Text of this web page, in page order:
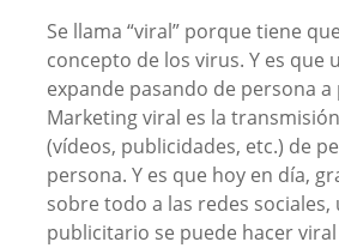
Se llama “viral” porque tiene
concepto de los virus. Y es que
expande pasando de persona a
Marketing viral es la
(vídeos, publicidades, etc.) de
persona. Y es que hoy en día,
sobre todo a las redes sociales,
publicitario se puede hacer